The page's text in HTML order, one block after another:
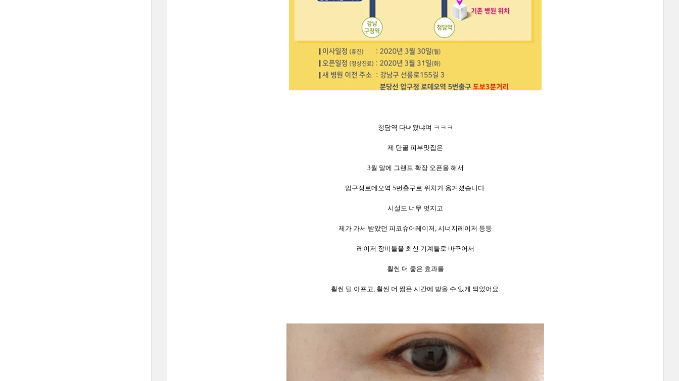
청담역 다녀왔냐며 ㅋㅋㅋ
제 단골 피부맛집은
3월 말에 그랜드 확장 오픈을 해서
압구정로데오역 5번출구로 위치가 옮겨졌습니다.
시설도 너무 멋지고
제가 가서 받았던 피코슈어레이저, 시너지레이저 등등
레이저 장비들을 최신 기계들로 바꾸어서
훨씬 더 좋은 효과를
훨씬 덜 아프고, 훨씬 더 짧은 시간에 받을 수 있게 되었어요.